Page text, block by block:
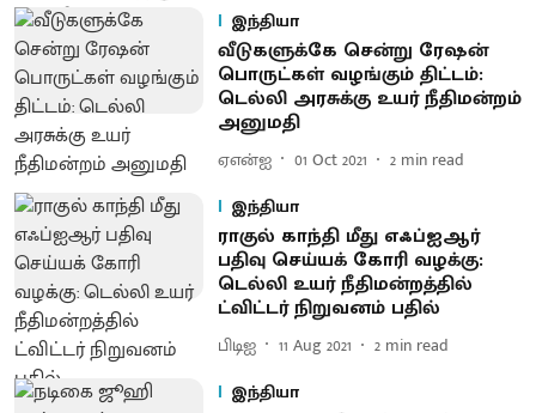
இந்தியா
வீடுகளுக்கே சென்று ரேஷன்
பொருட்கள் வழங்கும் திட்டம்:
டெல்லி அரசுக்கு உயர் நீதிமன்றம்
அனுமதி
ஏஎன்ஐ 01 Oct 2021 2 min read
இந்தியா
ராகுல் காந்தி மீது எஃப்ஐஆர்
பதிவு செய்யக் கோரி வழக்கு:
டெல்லி உயர் நீதிமன்றத்தில்
ட்விட்டர் நிறுவனம் பதில்
பிடிஐ 11 Aug 2021 2 min read
இந்தியா